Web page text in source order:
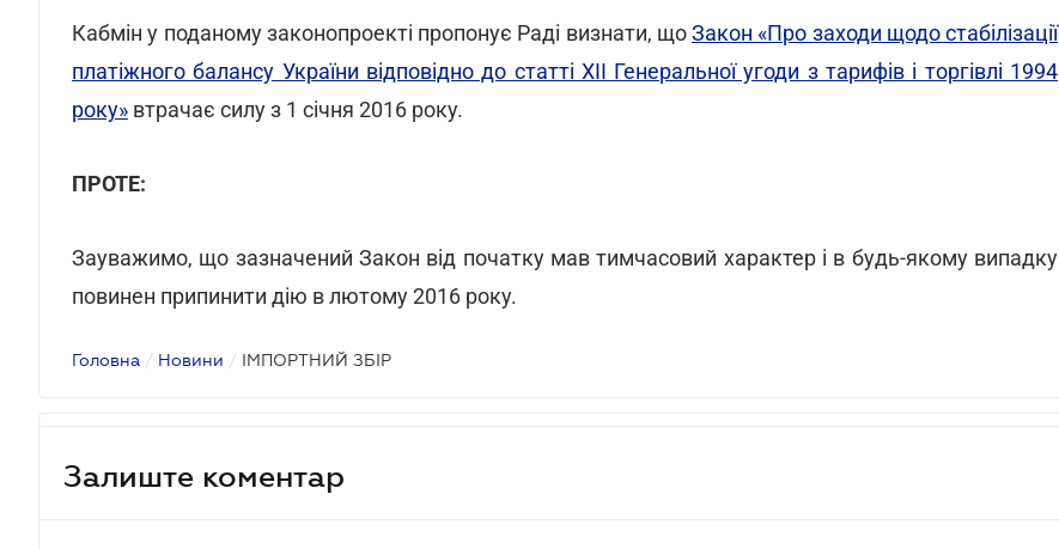
Кабмін у поданому законопроекті пропонує Раді визнати, щоЗакон «Про заходи щодо стабілізації
платіжного балансу України відповідно до статті XII Генеральної угоди з тарифів і торгівлі 1994
року» втрачає силу з 1 січня 2016 року.
ПРОТЕ:
Зауважимо, що зазначений Закон від початку мав тимчасовий характер і в будь-якому випадку
повинен припинити дію в лютому 2016 року.
Головна / Новини / ІМПОРТНИЙ ЗБІР
Залиште коментар